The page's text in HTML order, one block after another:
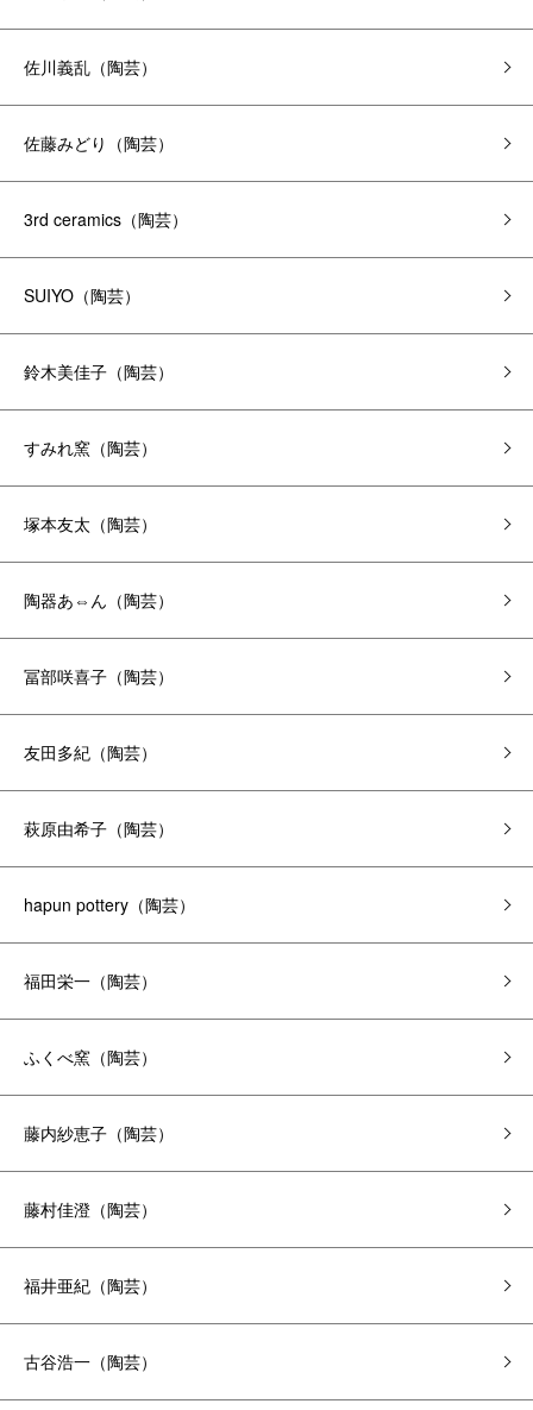
佐川義乱（陶芸）
佐藤みどり（陶芸）
3rd ceramics（陶芸）
SUIYO（陶芸）
鈴木美佳子（陶芸）
すみれ窯（陶芸）
塚本友太（陶芸）
陶器あ⇔ん（陶芸）
冨部咲喜子（陶芸）
友田多紀（陶芸）
萩原由希子（陶芸）
hapun pottery（陶芸）
福田栄一（陶芸）
ふくべ窯（陶芸）
藤内紗恵子（陶芸）
藤村佳澄（陶芸）
福井亜紀（陶芸）
古谷浩一（陶芸）